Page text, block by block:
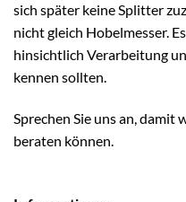
sich später keine Splitter
nicht gleich Hobelmesser.
hinsichtlich Verarbeitung
kennen sollten.
Sprechen Sie uns an, damit
beraten können.